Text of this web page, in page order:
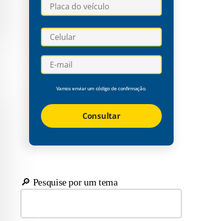
Vamos enviar um código de confirmação.
Consultar
🔎 Pesquise por um tema